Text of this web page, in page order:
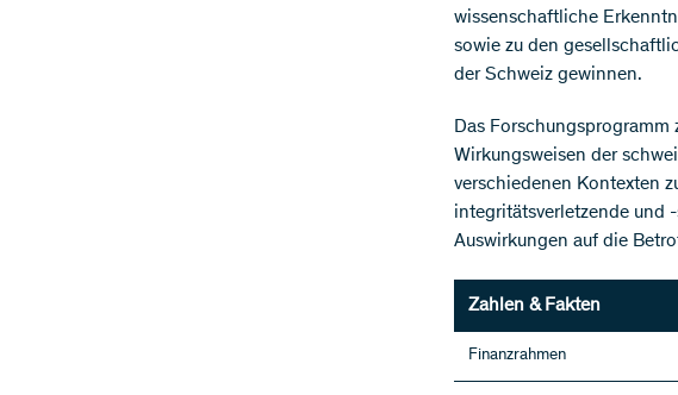
wissenschaftliche
sowie zu den
der Schweiz gewinnen.
Das
Wirkungsweisen der
verschiedenen Kontexten
integritätsverletzende und
Auswirkungen auf die
Zahlen & Fakten
Finanzrahmen